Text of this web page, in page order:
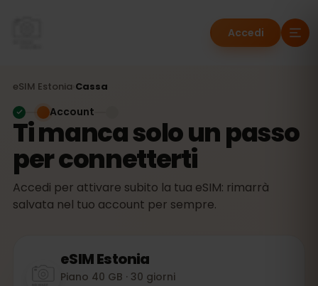
Accedi
eSIM Estonia Cassa
Ti manca solo un passo
per connetterti
Accedi per attivare subito la tua eSIM: rimarrà
salvata nel tuo account per sempre.
Account
eSIMEstonia
Piano 40 GB · 30 giorni